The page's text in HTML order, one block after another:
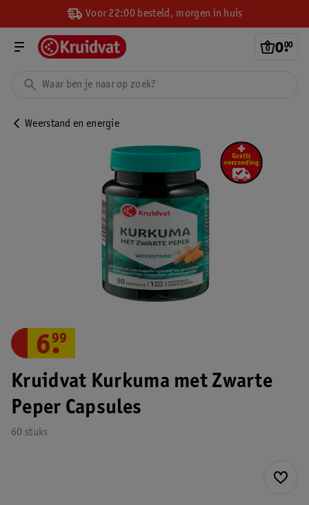
Voor 22:00 besteld, morgen in huis
0.
00
Weerstand en energie
Kruidvat Kurkuma met Zwarte
Peper Capsules
60 stuks
6.
99